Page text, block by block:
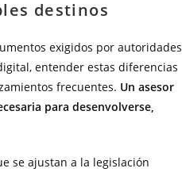
destinos
exigidos por autoridades
entender estas diferencias
frecuentes. Un asesor
para desenvolverse,
se ajustan a la legislación